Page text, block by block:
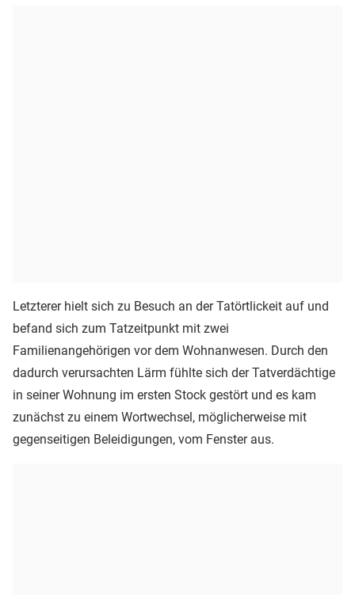
Letzterer hielt sich zu Besuch an der Tatörtlickeit auf und
befand sich zum Tatzeitpunkt mit zwei
Familienangehörigen vor dem Wohnanwesen. Durch den
dadurch verursachten Lärm fühlte sich der Tatverdächtige
in seiner Wohnung im ersten Stock gestört und es kam
zunächst zu einem Wortwechsel, möglicherweise mit
gegenseitigen Beleidigungen, vom Fenster aus.